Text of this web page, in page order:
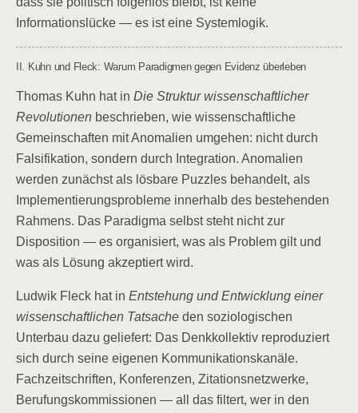
Informationslücke — es ist eine Systemlogik.
II. Kuhn und Fleck: Warum Paradigmen gegen Evidenz überleben
Thomas Kuhn hat in Die Struktur wissenschaftlicher
Revolutionen beschrieben, wie wissenschaftliche
Gemeinschaften mit Anomalien umgehen: nicht durch
Falsifikation, sondern durch Integration. Anomalien
werden zunächst als lösbare Puzzles behandelt, als
Implementierungsprobleme innerhalb des bestehenden
Rahmens. Das Paradigma selbst steht nicht zur
Disposition — es organisiert, was als Problem gilt und
was als Lösung akzeptiert wird.
Ludwik Fleck hat in Entstehung und Entwicklung einer
wissenschaftlichen Tatsache den soziologischen
Unterbau dazu geliefert: Das Denkkollektiv reproduziert
sich durch seine eigenen Kommunikationskanäle.
Fachzeitschriften, Konferenzen, Zitationsnetzwerke,
Berufungskommissionen — all das filtert, wer in den